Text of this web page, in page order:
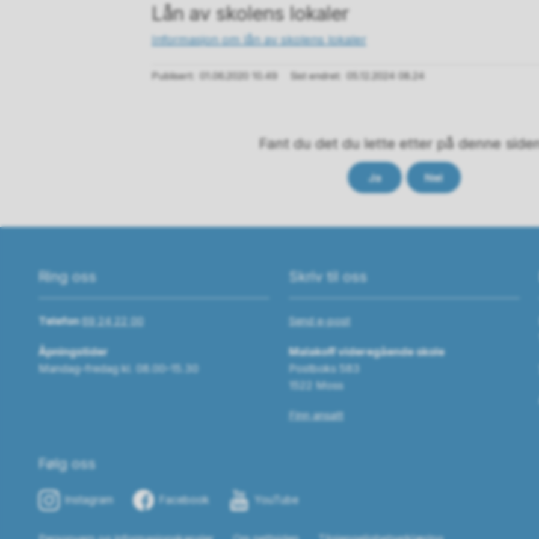
Lån av skolens lokaler
Informasjon om lån av skolens lokaler
Publisert 01.06.2020 10.49 Sist endret 05.12.2024 08.24
Fant du det du lette etter på denne
Ja Nei
Ring oss
Telefon69 24 22 00
Åpningstider
Mandag–fredag kl. 08.00–15.30
Skriv til oss
Send e-post
Malakoff videregående skole
Postboks 583
1522 Moss
Finn ansatt
Følg oss
Instagram Facebook YouTube